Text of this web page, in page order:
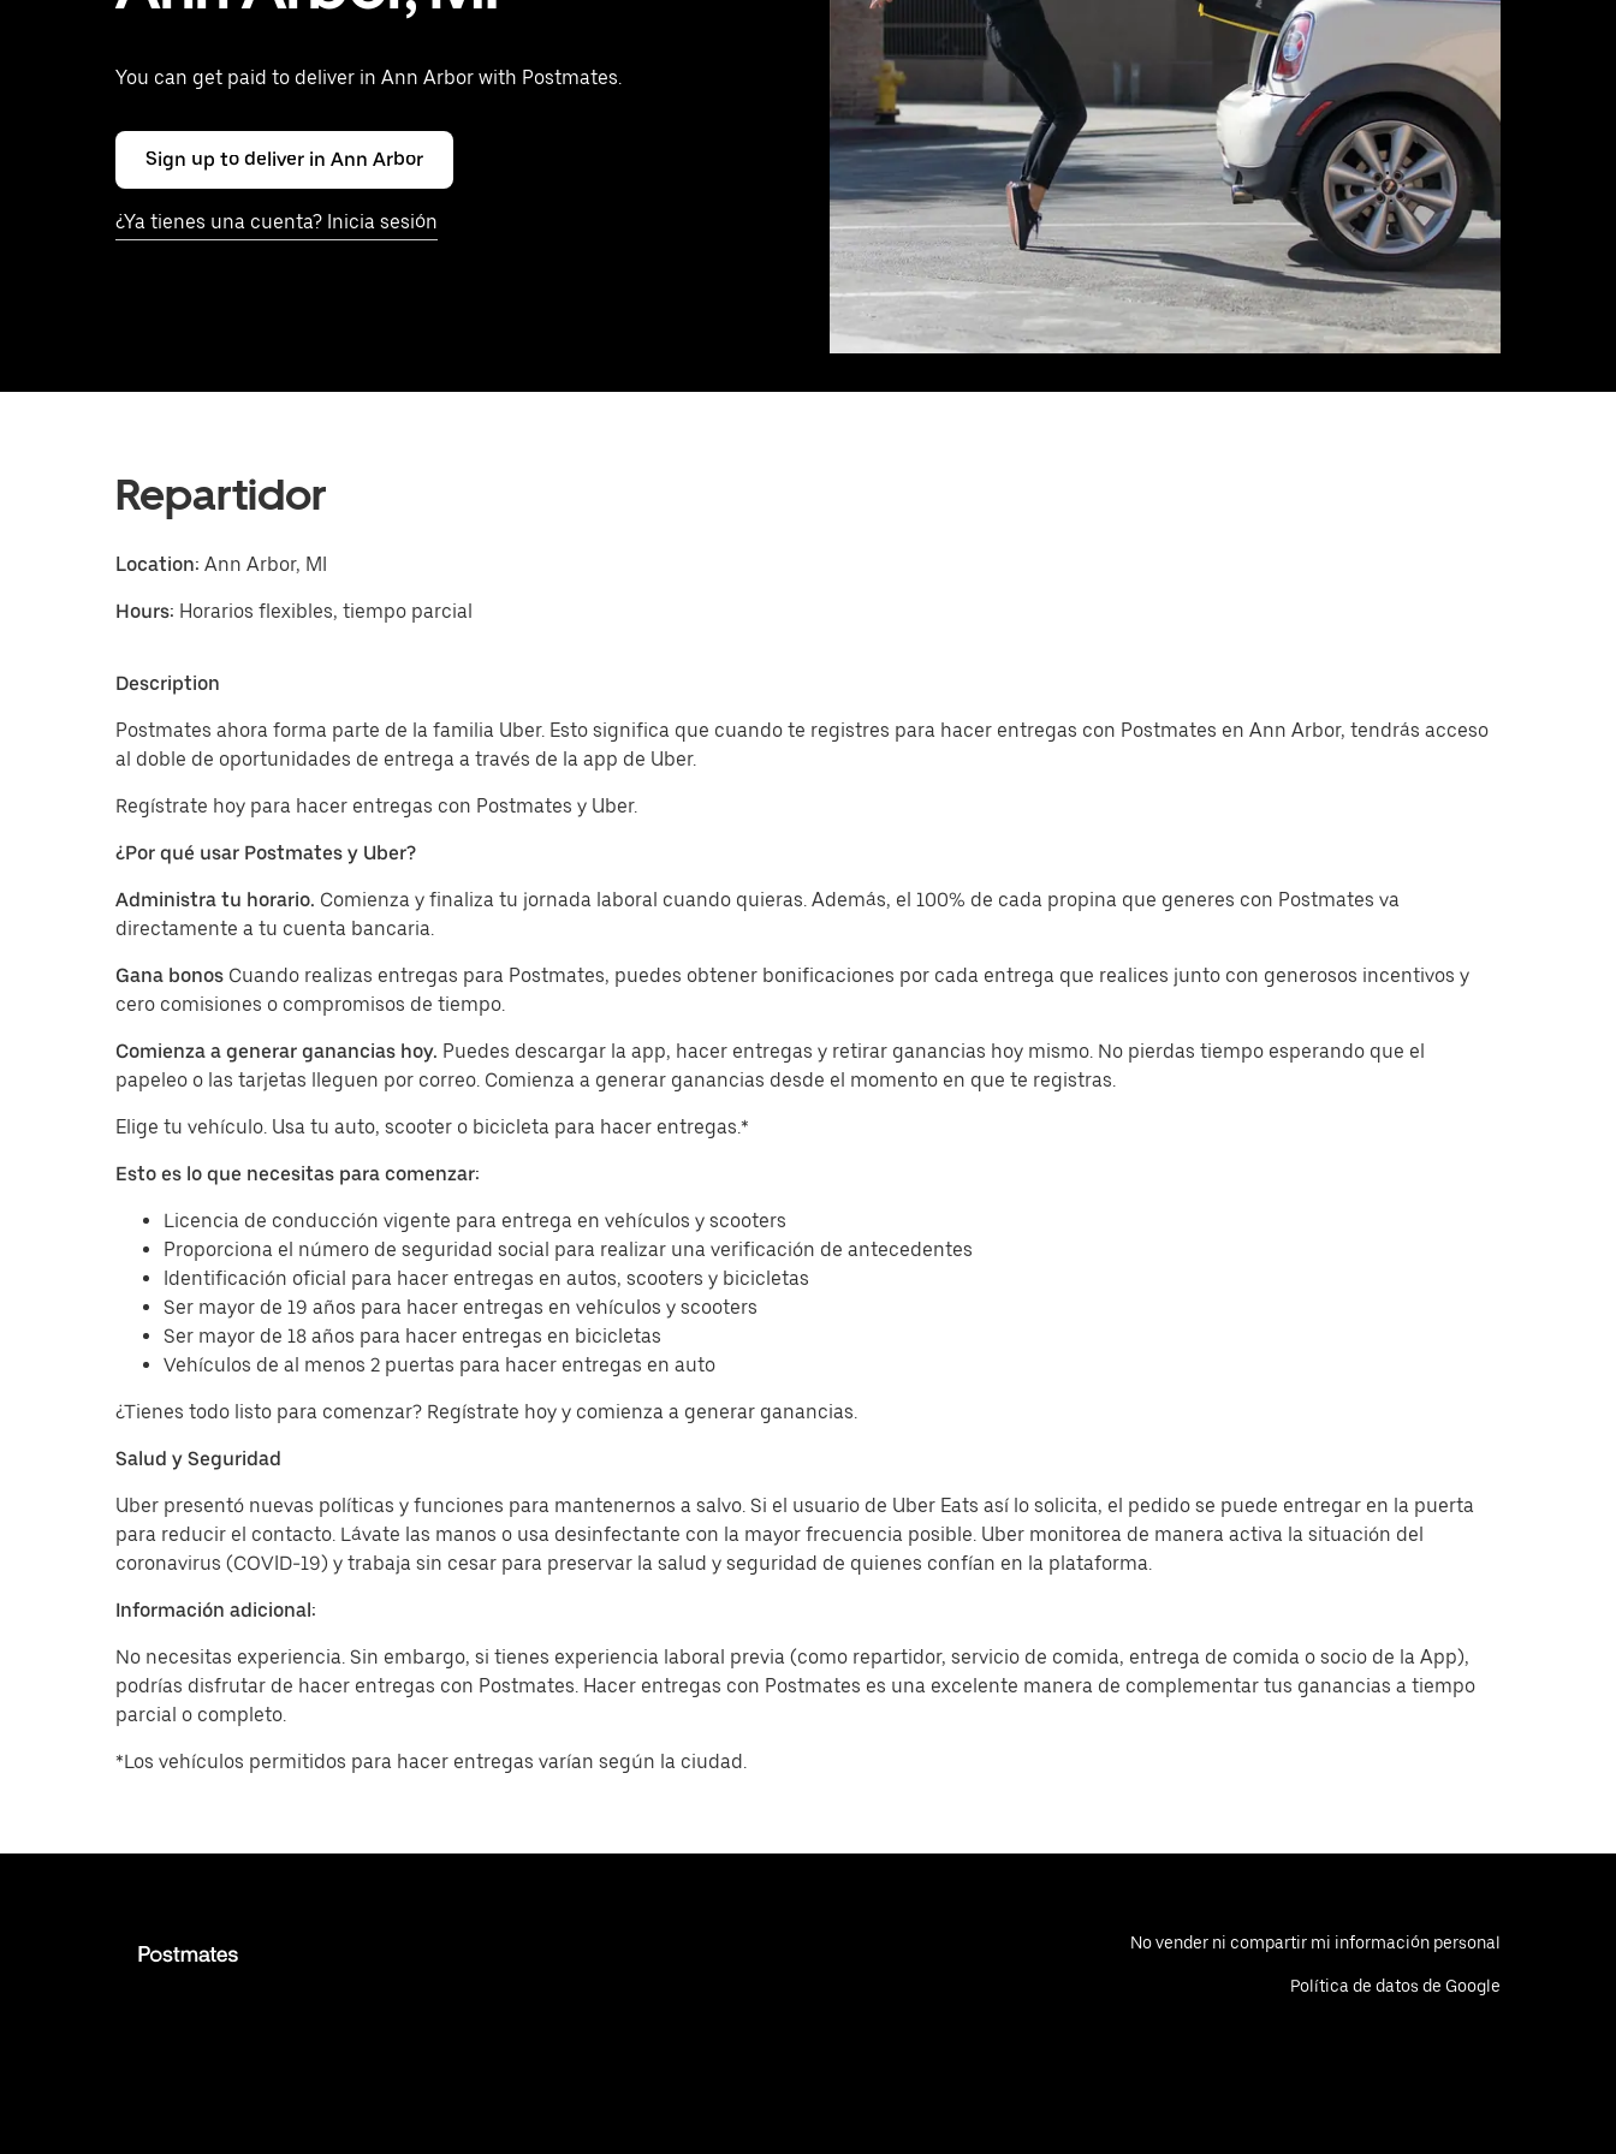
You can get paid to deliver in Ann Arbor with Postmates.
Sign up to deliver in Ann Arbor
¿Ya tienes una cuenta? Inicia sesión
Repartidor
Location: Ann Arbor, MI
Hours: Horarios flexibles, tiempo parcial
Description
Postmates ahora forma parte de la familia Uber. Esto significa que cuando te registres para hacer entregas con Postmates en Ann Arbor, tendrás acceso
al doble de oportunidades de entrega a través de la app de Uber.
Regístrate hoy para hacer entregas con Postmates y Uber.
¿Por qué usar Postmates y Uber?
Administra tu horario. Comienza y finaliza tu jornada laboral cuando quieras. Además, el 100% de cada propina que generes con Postmates va
directamente a tu cuenta bancaria.
Gana bonos Cuando realizas entregas para Postmates, puedes obtener bonificaciones por cada entrega que realices junto con generosos incentivos y
cero comisiones o compromisos de tiempo.
Comienza a generar ganancias hoy. Puedes descargar la app, hacer entregas y retirar ganancias hoy mismo. No pierdas tiempo esperando que el
papeleo o las tarjetas lleguen por correo. Comienza a generar ganancias desde el momento en que te registras.
Elige tu vehículo. Usa tu auto, scooter o bicicleta para hacer entregas.*
Esto es lo que necesitas para comenzar:
Licencia de conducción vigente para entrega en vehículos y scooters
Proporciona el número de seguridad social para realizar una verificación de antecedentes
Identificación oficial para hacer entregas en autos, scooters y bicicletas
Ser mayor de 19 años para hacer entregas en vehículos y scooters
Ser mayor de 18 años para hacer entregas en bicicletas
Vehículos de al menos 2 puertas para hacer entregas en auto
¿Tienes todo listo para comenzar? Regístrate hoy y comienza a generar ganancias.
Salud y Seguridad
Uber presentó nuevas políticas y funciones para mantenernos a salvo. Si el usuario de Uber Eats así lo solicita, el pedido se puede entregar en la puerta
para reducir el contacto. Lávate las manos o usa desinfectante con la mayor frecuencia posible. Uber monitorea de manera activa la situación del
coronavirus (COVID-19) y trabaja sin cesar para preservar la salud y seguridad de quienes confían en la plataforma.
Información adicional:
No necesitas experiencia. Sin embargo, si tienes experiencia laboral previa (como repartidor, servicio de comida, entrega de comida o socio de la App),
podrías disfrutar de hacer entregas con Postmates. Hacer entregas con Postmates es una excelente manera de complementar tus ganancias a tiempo
parcial o completo.
*Los vehículos permitidos para hacer entregas varían según la ciudad.
No vender ni compartir mi información personal
Política de datos de Google